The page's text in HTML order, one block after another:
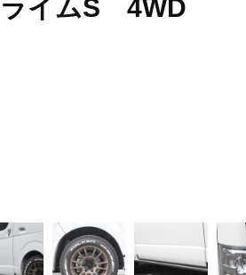
イムS 4WD